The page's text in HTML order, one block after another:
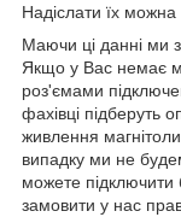
Надіслати їх
Маючи ці данні ми
Якщо у Вас немає
роз'ємами
фахівці підберуть
живлення
випадку ми не
можете підключити
замовити у нас